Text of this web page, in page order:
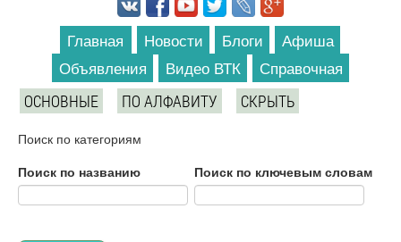
Главная Новости Блоги
Афиша
Объявления
Видео ВТК Справочная
ОСНОВНЫЕ ПО АЛФАВИТУ СКРЫТЬ
Поиск по категориям
Поиск по названию
Поиск по ключевым словам